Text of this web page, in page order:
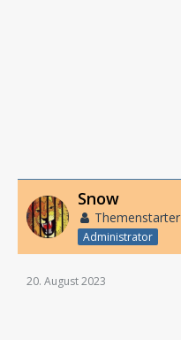
Snow
Themenstarter
Administrator
20. August 2023